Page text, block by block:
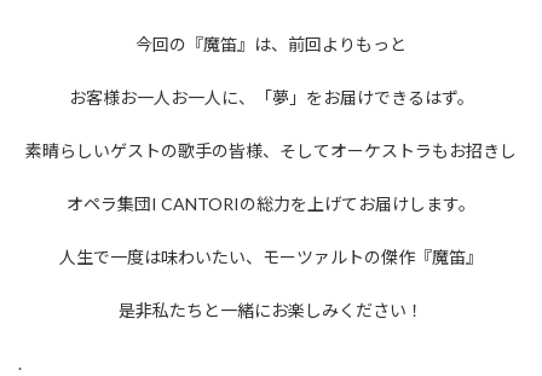
今回の『魔笛』は、前回よりもっと
お客様お一人お一人に、「夢」をお届けできるはず。
素晴らしいゲストの歌手の皆様、そしてオーケストラもお招きし
オペラ集団I CANTORIの総力を上げてお届けします。
人生で一度は味わいたい、モーツァルトの傑作『魔笛』
是非私たちと一緒にお楽しみください！
.